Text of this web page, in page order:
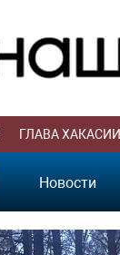
ГЛАВА ХАКАСИИ
Новости